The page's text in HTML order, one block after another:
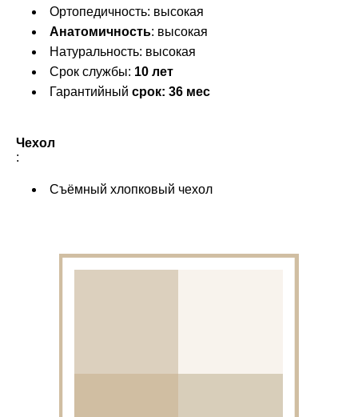
Ортопедичность: высокая
Анатомичность: высокая
Натуральность: высокая
Срок службы: 10 лет
Гарантийный срок: 36 мес
Чехол
:
Съёмный хлопковый чехол